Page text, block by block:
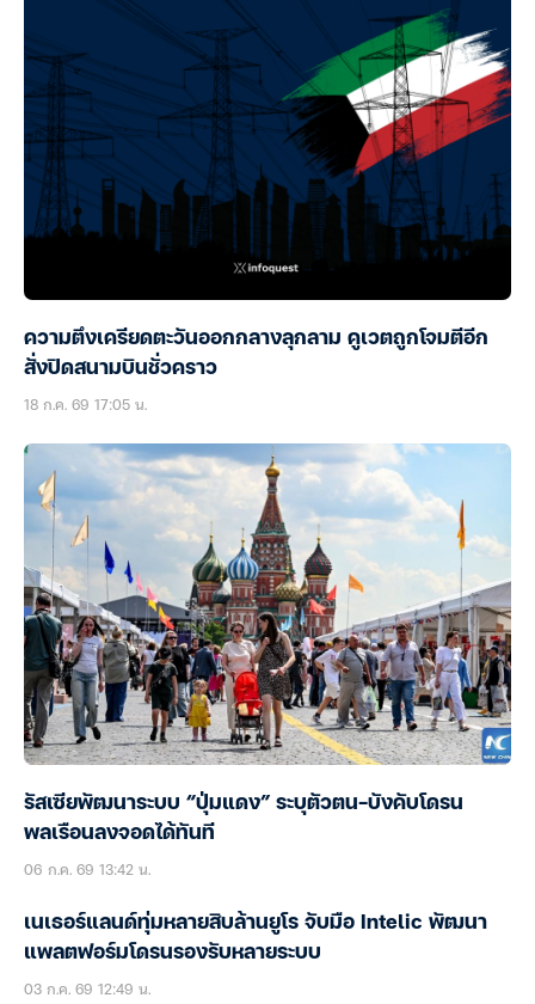
ความตึงเครียดตะวันออกกลางลุกลาม คูเวตถูกโจมตีอีก
สั่งปิดสนามบินชั่วคราว
18 ก.ค. 69 17:05 น.
รัสเซียพัฒนาระบบ “ปุ่มแดง” ระบุตัวตน-บังคับโดรน
พลเรือนลงจอดได้ทันที
06 ก.ค. 69 13:42 น.
เนเธอร์แลนด์ทุ่มหลายสิบล้านยูโร จับมือ Intelic พัฒนา
แพลตฟอร์มโดรนรองรับหลายระบบ
03 ก.ค. 69 12:49 น.